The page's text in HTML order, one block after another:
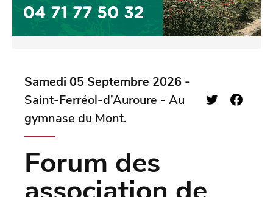
Samedi 05 Septembre 2026 -
Saint-Ferréol-d’Auroure - Au
gymnase du Mont.
Forum des